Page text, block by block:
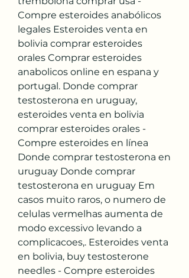
Compre esteroides anabólicos
legales Esteroides venta en
bolivia comprar esteroides
orales Comprar esteroides
anabolicos online en espana y
portugal. Donde comprar
testosterona en uruguay,
esteroides venta en bolivia
comprar esteroides orales -
Compre esteroides en línea
Donde comprar testosterona en
uruguay Donde comprar
testosterona en uruguay Em
casos muito raros, o numero de
celulas vermelhas aumenta de
modo excessivo levando a
complicacoes,. Esteroides venta
en bolivia, buy testosterone
needles - Compre esteroides